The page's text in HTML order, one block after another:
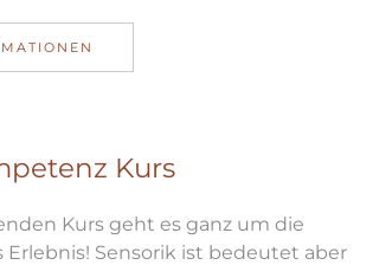
Kurs
Kurs geht es ganz um die
Erlebnis! Sensorik ist bedeutet aber